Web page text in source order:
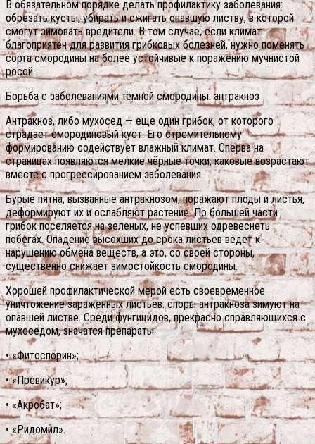
В обязательном порядке делать профилактику заболевания:
обрезать кусты, убирать и сжигать опавшую листву, в которой
смогут зимовать вредители. В том случае, если климат
благоприятен для развития грибковых болезней, нужно поменять
сорта смородины на более устойчивые к поражению мучнистой
росой.
Борьба с заболеваниями тёмной смородины: антракноз
Антракноз, либо мухосед — еще один грибок, от которого
страдает смородиновый куст. Его стремительному
формированию содействует влажный климат. Сперва на
страницах появляются мелкие чёрные точки, каковые возрастают
вместе с прогрессированием заболевания.
Бурые пятна, вызванные антракнозом, поражают плоды и листья,
деформируют их и ослабляют растение. По большей части
грибок поселяется на зеленых, не успевших одревеснеть
побегах. Опадение высохших до срока листьев ведет к
нарушению обмена веществ, а это, со своей стороны,
существенно снижает зимостойкость смородины.
Хорошей профилактической мерой есть своевременное
уничтожение зараженных листьев: споры антракноза зимуют на
опавшей листве. Среди фунгицидов, прекрасно справляющихся с
мухоседом, значатся препараты:
• «Фитоспорин»;
• «Превикур»;
• «Акробат»;
• «Ридомил».